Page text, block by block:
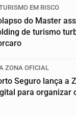
EM RISCO
do Master
de turismo
ZONA OFICIAL
Seguro lança a
para organizar